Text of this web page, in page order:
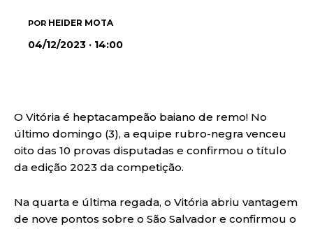
POR HEIDER MOTA
04/12/2023 · 14:00
O Vitória é heptacampeão baiano de remo! No
último domingo (3), a equipe rubro-negra venceu
oito das 10 provas disputadas e confirmou o título
da edição 2023 da competição.
Na quarta e última regada, o Vitória abriu vantagem
de nove pontos sobre o São Salvador e confirmou o